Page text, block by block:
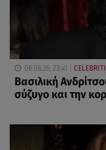
06.08.26, 23:41
Βασιλική
σύζυγο και την